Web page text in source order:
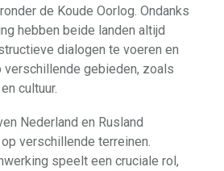
de Koude Oorlog. Ondanks
hebben beide landen altijd
dialogen te voeren en
verschillende gebieden, zoals
cultuur.
Nederland en Rusland
verschillende terreinen.
speelt een cruciale rol,